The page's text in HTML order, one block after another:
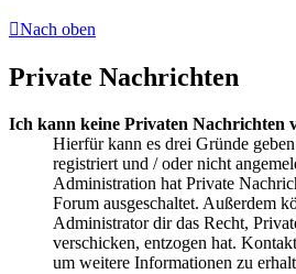
Nach oben
Private Nachrichten
Ich kann keine Privaten Nachrichten
Hierfür kann es drei Gründe
registriert und / oder nicht
Administration hat Private
Forum ausgeschaltet. Außerdem
Administrator dir das Recht,
verschicken, entzogen hat.
um weitere Informationen zu